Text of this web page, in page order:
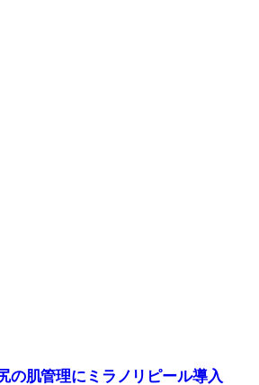
の肌管理にミラノリピール導入